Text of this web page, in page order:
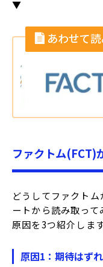
▼
ファクトム(FCT)
どうしてファクト
ートから読み取っ
原因を3つ紹介します
原因1：期待はずれ